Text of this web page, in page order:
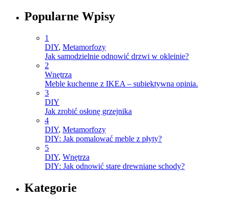
Popularne Wpisy
1
DIY, Metamorfozy
Jak samodzielnie odnowić drzwi w okleinie?
2
Wnętrza
Meble kuchenne z IKEA – subiektywna opinia.
3
DIY
Jak zrobić osłonę grzejnika
4
DIY, Metamorfozy
DIY: Jak pomalować meble z płyty?
5
DIY, Wnętrza
DIY: Jak odnowić stare drewniane schody?
Kategorie